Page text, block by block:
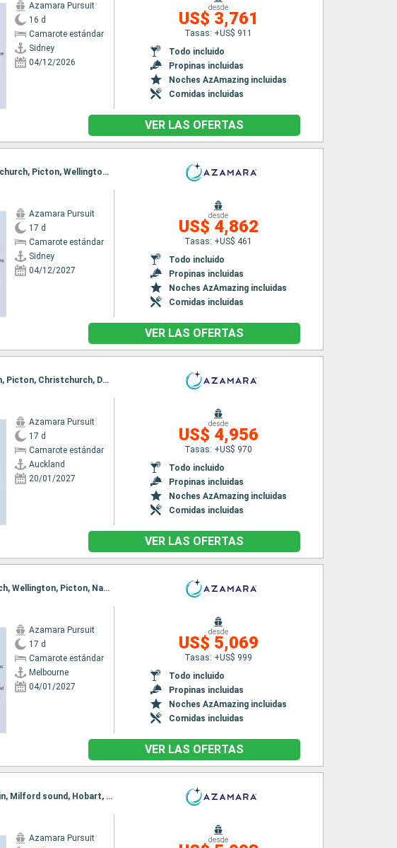
Azamara Pursuit
16 d
Camarote estándar
Sidney
04/12/2026
desde
US$ 3,761
Tasas: +US$ 911
Todo incluido
Propinas incluidas
Noches AzAmazing incluidas
Comidas incluidas
VER LAS OFERTAS
Itinerario : Sidney, Eden, Hobart, Milford sound, Dunedin, Timaru, Christchurch, Picton, Wellington, Napier, Gisborne, Tauranga, Bay of Island, Auckland
Azamara Pursuit
17 d
Camarote estándar
Sidney
04/12/2027
desde
US$ 4,862
Tasas: +US$ 461
Todo incluido
Propinas incluidas
Noches AzAmazing incluidas
Comidas incluidas
VER LAS OFERTAS
Itinerario : Auckland, Bay of Island, Tauranga, Napier, Wellington, Nelson, Picton, Christchurch, Dunedin, Milford sound, Hobart, Eden, Sidney
Azamara Pursuit
17 d
Camarote estándar
Auckland
20/01/2027
desde
US$ 4,956
Tasas: +US$ 970
Todo incluido
Propinas incluidas
Noches AzAmazing incluidas
Comidas incluidas
VER LAS OFERTAS
Itinerario : Melbourne, Eden, Sidney, Milford sound, Dunedin, Christchurch, Wellington, Picton, Napier, Gisborne, Tauranga, Bay of Island, Auckland
Azamara Pursuit
17 d
Camarote estándar
Melbourne
04/01/2027
desde
US$ 5,069
Tasas: +US$ 999
Todo incluido
Propinas incluidas
Noches AzAmazing incluidas
Comidas incluidas
VER LAS OFERTAS
Itinerario : Auckland, Bay of Island, Tauranga, Napier, Wellington, Dunedin, Milford sound, Hobart, Melbourne, Eden, Sidney
Azamara Pursuit
desde